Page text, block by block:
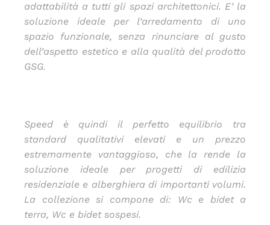
adattabilità a tutti gli spazi architettonici. E’ la
soluzione ideale per l’arredamento di uno
spazio funzionale, senza rinunciare al gusto
dell’aspetto estetico e alla qualità del prodotto
GSG.
Speed è quindi il perfetto equilibrio tra
standard qualitativi elevati e un prezzo
estremamente vantaggioso, che la rende la
soluzione ideale per progetti di edilizia
residenziale e alberghiera di importanti volumi.
La collezione si compone di: Wc e bidet a
terra, Wc e bidet sospesi.